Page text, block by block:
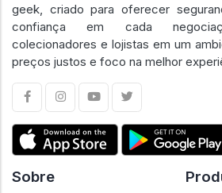
geek, criado para oferecer
confiança em cada
colecionadores e lojistas em um
preços justos e foco na melhor
Sobre